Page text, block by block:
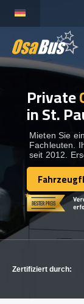
content
REISEZIELE
FLOTTE
Private
in St.
Mieten Sie
Fachleuten.
seit 2012.
Zertifiziert durch: